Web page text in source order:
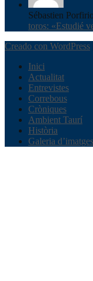
Sébastien
toros: «Estudié
Creado con WordPress
Inici
Actualitat
Entrevistes
Correbous
Cròniques
Ambient Taurí
Història
Galeria d’imatges